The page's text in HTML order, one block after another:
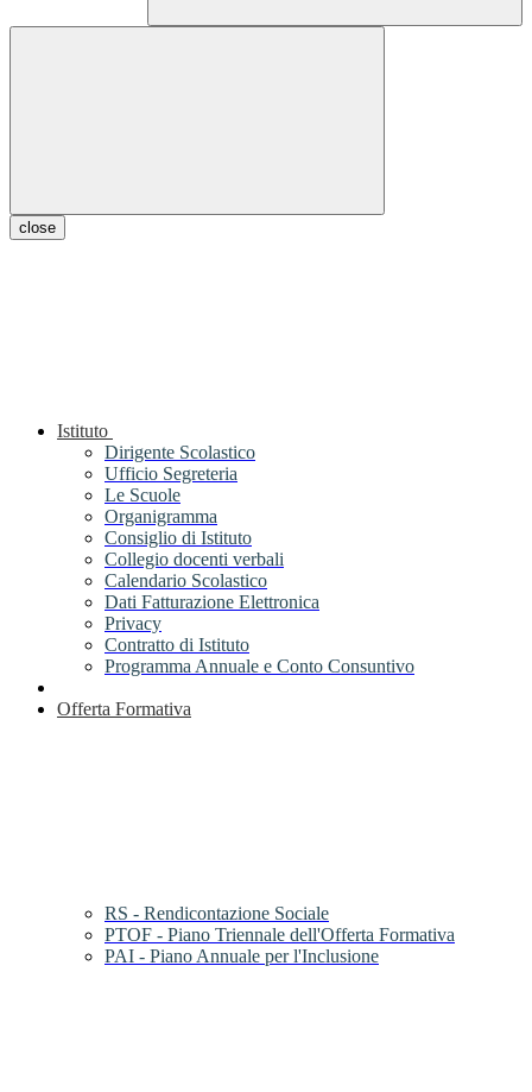
close
Istituto
Dirigente Scolastico
Ufficio Segreteria
Le Scuole
Organigramma
Consiglio di Istituto
Collegio docenti verbali
Calendario Scolastico
Dati Fatturazione Elettronica
Privacy
Contratto di Istituto
Programma Annuale e Conto Consuntivo
Offerta Formativa
RS - Rendicontazione Sociale
PTOF - Piano Triennale dell'Offerta Formativa
PAI - Piano Annuale per l'Inclusione